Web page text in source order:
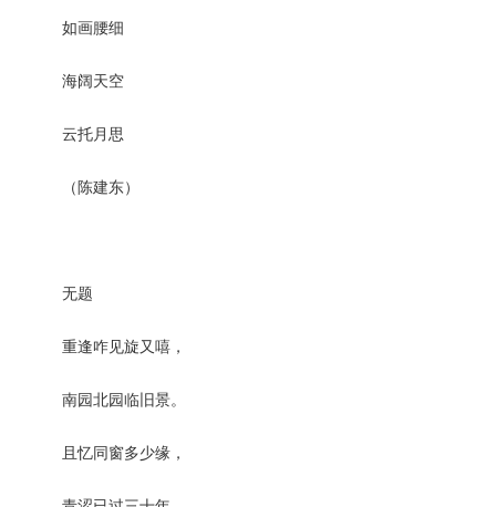
如画腰细
海阔天空
云托月思
（陈建东）
无题
重逢咋见旋又嘻，
南园北园临旧景。
且忆同窗多少缘，